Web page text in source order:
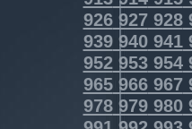
926927928
939940941
952953954
965966967
978979980